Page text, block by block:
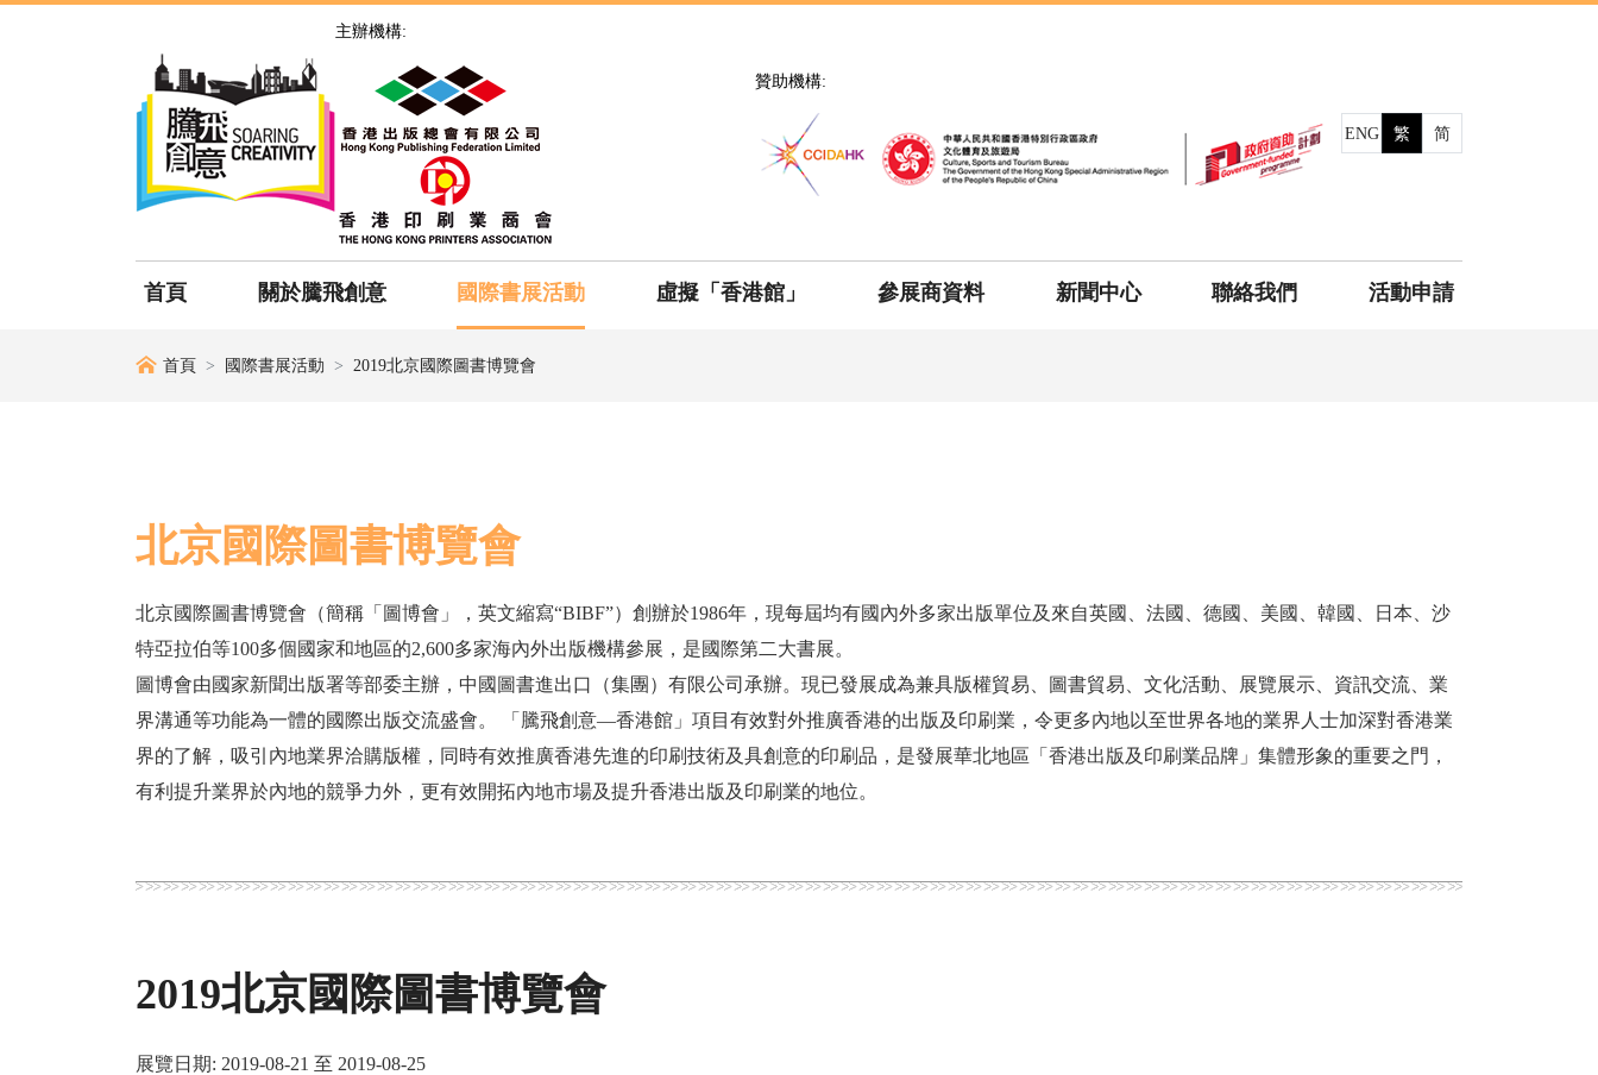
主辦機構:
贊助機構:
ENG 繁 简
首頁 關於騰飛創意 國際書展活動 虛擬「香港館」 參展商資料 新聞中心 聯絡我們 活動申請
首頁 國際書展活動 2019北京國際圖書博覽會
北京國際圖書博覽會
北京國際圖書博覽會（簡稱「圖博會」，英文縮寫“BIBF”）創辦於1986年，現每屆均有國內外多家出版單位及來自英國、法國、德國、美國、韓國、日本、沙
特亞拉伯等100多個國家和地區的2,600多家海內外出版機構參展，是國際第二大書展。
圖博會由國家新聞出版署等部委主辦，中國圖書進出口（集團）有限公司承辦。現已發展成為兼具版權貿易、圖書貿易、文化活動、展覽展示、資訊交流、業
界溝通等功能為一體的國際出版交流盛會。 「騰飛創意—香港館」項目有效對外推廣香港的出版及印刷業，令更多內地以至世界各地的業界人士加深對香港業
界的了解，吸引內地業界洽購版權，同時有效推廣香港先進的印刷技術及具創意的印刷品，是發展華北地區「香港出版及印刷業品牌」集體形象的重要之門，
有利提升業界於內地的競爭力外，更有效開拓內地市場及提升香港出版及印刷業的地位。
2019北京國際圖書博覽會
展覽日期: 2019-08-21 至 2019-08-25